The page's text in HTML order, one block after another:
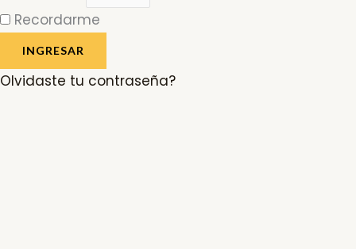
Recordarme
INGRESAR
Olvidaste tu contraseña?